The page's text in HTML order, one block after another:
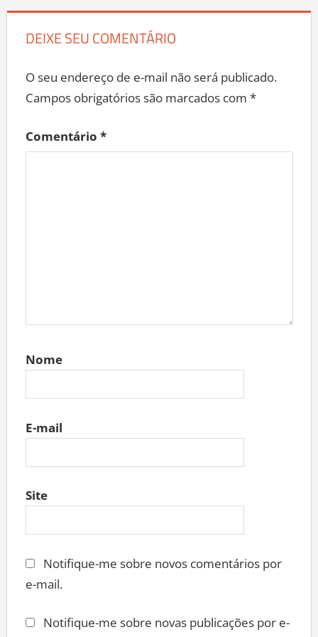
DEIXE SEU COMENTÁRIO
O seu endereço de e-mail não será publicado.
Campos obrigatórios são marcados com *
Comentário *
Nome
E-mail
Site
Notifique-me sobre novos comentários por
e-mail.
Notifique-me sobre novas publicações por e-